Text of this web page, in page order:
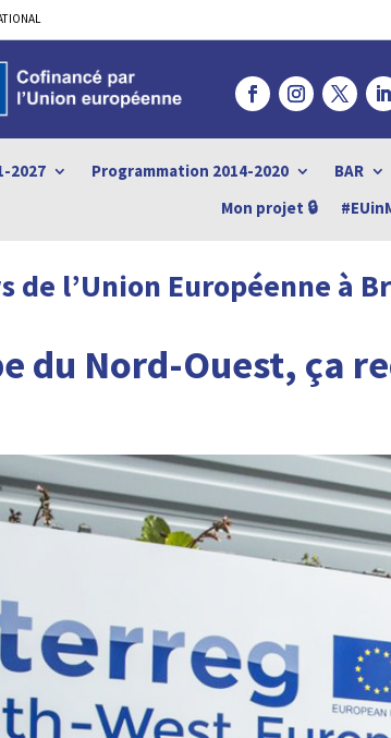
2027 Programmation 2014-2020 BAR
Mon projet 🔒
de l’Union Européenne à
du Nord-Ouest, ça